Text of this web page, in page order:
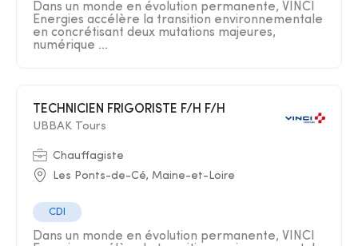
Dans un monde en évolution permanente, VINCI
Energies accélère la transition environnementale
en concrétisant deux mutations majeures,
numérique ...
TECHNICIEN FRIGORISTE F/H F/H
UBBAK Tours
Chauffagiste
Les Ponts-de-Cé, Maine-et-Loire
CDI
Dans un monde en évolution permanente, VINCI